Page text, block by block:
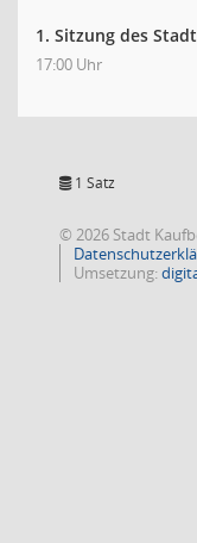
1. Sitzung des
17:00 Uhr
1 Satz
© 2026 Stadt
Umsetzung: